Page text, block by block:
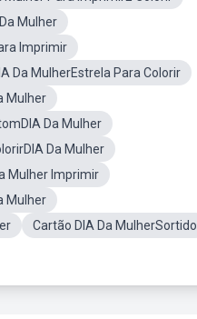
Mulher
Imprimir
Da MulherEstrela Para Colorir
Mulher
Da Mulher
Da Mulher
Mulher Imprimir
Mulher
Cartão DIA Da MulherSortido